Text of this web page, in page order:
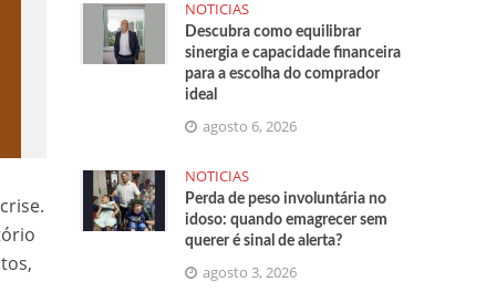
NOTICIAS
Descubra como equilibrar
sinergia e capacidade financeira
para a escolha do comprador
ideal
agosto 6, 2026
NOTICIAS
Perda de peso involuntária no
idoso: quando emagrecer sem
querer é sinal de alerta?
agosto 3, 2026